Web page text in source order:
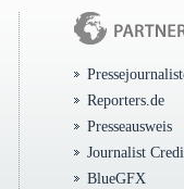
Reporters.de
Presseausweis
Journalist
BlueGFX